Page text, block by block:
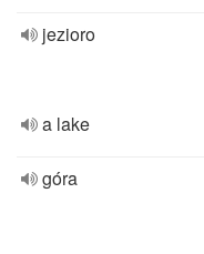
jezioro
a lake
góra